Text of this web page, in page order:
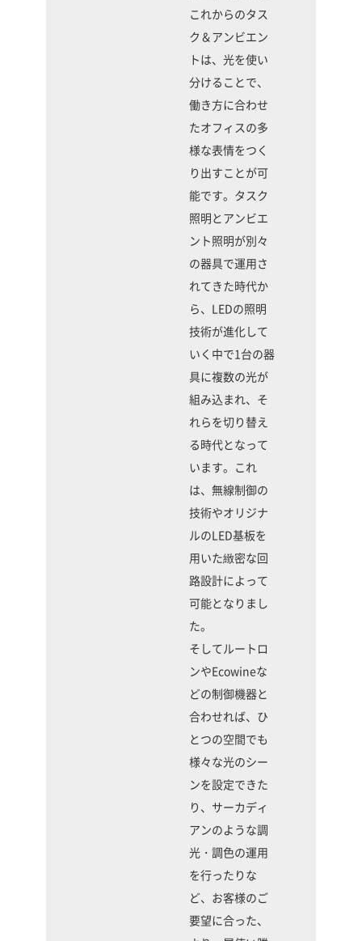
これからのタス
ク＆アンビエン
トは、光を使い
分けることで、
働き方に合わせ
たオフィスの多
様な表情をつく
り出すことが可
能です。タスク
照明とアンビエ
ント照明が別々
の器具で運用さ
れてきた時代か
ら、LEDの照明
技術が進化して
いく中で1台の器
具に複数の光が
組み込まれ、そ
れらを切り替え
る時代となって
います。これ
は、無線制御の
技術やオリジナ
ルのLED基板を
用いた緻密な回
路設計によって
可能となりまし
た。
そしてルートロ
ンやEcowineな
どの制御機器と
合わせれば、ひ
とつの空間でも
様々な光のシー
ンを設定できた
り、サーカディ
アンのような調
光・調色の運用
を行ったりな
ど、お客様のご
要望に合った、